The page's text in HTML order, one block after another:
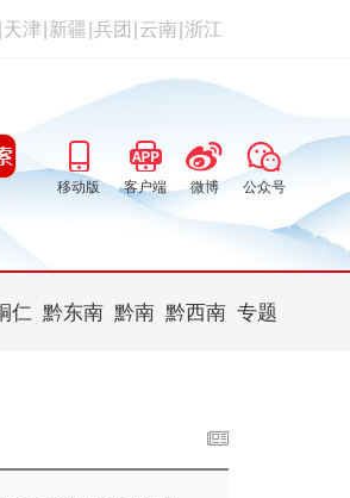
天津 新疆 兵团 云南 浙江
移动版 客户端 微博 公众号
仁 黔东南 黔南 黔西南 专题